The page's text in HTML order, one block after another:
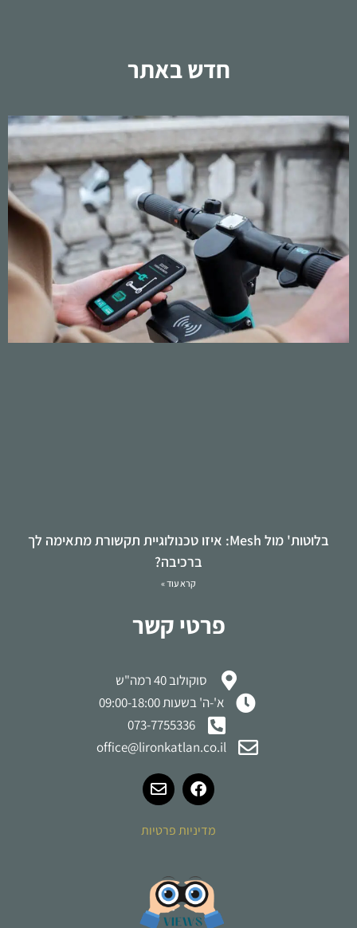
חדש באתר
בלוטות' מול Mesh: איזו טכנולוגיית תקשורת מתאימה לך
ברכיבה?
קרא עוד »
פרטי קשר
סוקולוב 40 רמה"ש
א'-ה' בשעות 09:00-18:00
073-7755336
office@lironkatlan.co.il
מדיניות פרטיות